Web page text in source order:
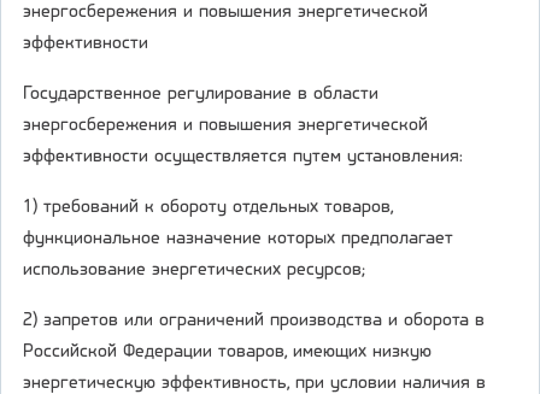
энергосбережения и повышения энергетической
эффективности
Государственное регулирование в области
энергосбережения и повышения энергетической
эффективности осуществляется путем установления:
1) требований к обороту отдельных товаров,
функциональное назначение которых предполагает
использование энергетических ресурсов;
2) запретов или ограничений производства и оборота в
Российской Федерации товаров, имеющих низкую
энергетическую эффективность, при условии наличия в